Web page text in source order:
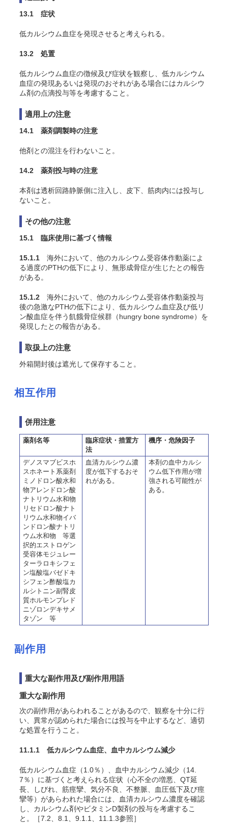
13.1 症状
低カルシウム血症を発現させると考えられる。
13.2 処置
低カルシウム血症の徴候及び症状を観察し、低カルシウム
血症の発現あるいは発現のおそれがある場合にはカルシウ
ム剤の点滴投与等を考慮すること。
適用上の注意
14.1 薬剤調製時の注意
他剤との混注を行わないこと。
14.2 薬剤投与時の注意
本剤は透析回路静脈側に注入し、皮下、筋肉内には投与し
ないこと。
その他の注意
15.1 臨床使用に基づく情報
15.1.1 海外において、他のカルシウム受容体作動薬によ
る過度のPTHの低下により、無形成骨症が生じたとの報告
がある。
15.1.2 海外において、他のカルシウム受容体作動薬投与
後の急激なPTHの低下により、低カルシウム血症及び低リ
ン酸血症を伴う飢餓骨症候群（hungry bone syndrome）を
発現したとの報告がある。
取扱上の注意
外箱開封後は遮光して保存すること。
相互作用
併用注意
薬剤名等
臨床症状・措置方
法
機序・危険因子
デノスマブビスホ
スホネート系薬剤
ミノドロン酸水和
物アレンドロン酸
ナトリウム水和物
リセドロン酸ナト
リウム水和物イバ
ンドロン酸ナトリ
ウム水和物 等選
択的エストロゲン
受容体モジュレー
ターラロキシフェ
ン塩酸塩バゼドキ
シフェン酢酸塩カ
ルシトニン副腎皮
質ホルモンプレド
ニゾロンデキサメ
タゾン 等
血清カルシウム濃
度が低下するおそ
れがある。
本剤の血中カルシ
ウム低下作用が増
強される可能性が
ある。
副作用
重大な副作用及び副作用用語
重大な副作用
次の副作用があらわれることがあるので、観察を十分に行
い、異常が認められた場合には投与を中止するなど、適切
な処置を行うこと。
11.1.1 低カルシウム血症、血中カルシウム減少
低カルシウム血症（1.0％）、血中カルシウム減少（14.
7％）に基づくと考えられる症状（心不全の増悪、QT延
長、しびれ、筋痙攣、気分不良、不整脈、血圧低下及び痙
攣等）があらわれた場合には、血清カルシウム濃度を確認
し、カルシウム剤やビタミンD製剤の投与を考慮するこ
と。［7.2、8.1、9.1.1、11.1.3参照］